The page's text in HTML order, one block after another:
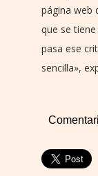
página web
que se
pasa ese
sencilla»,